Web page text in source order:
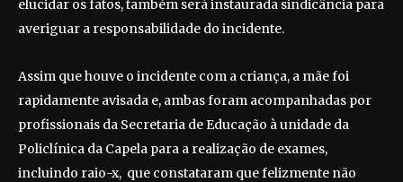
elucidar os fatos, também será instaurada sindicância para
averiguar a responsabilidade do incidente.
Assim que houve o incidente com a criança, a mãe foi
rapidamente avisada e, ambas foram acompanhadas por
profissionais da Secretaria de Educação à unidade da
Policlínica da Capela para a realização de exames,
incluindo raio-x, que constataram que felizmente não